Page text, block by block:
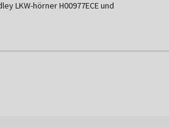
LKW-hörner H00977ECE und